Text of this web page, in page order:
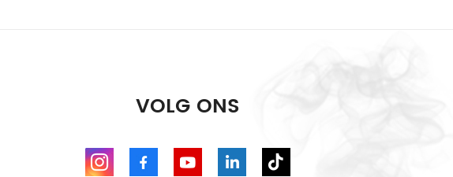
VOLG ONS